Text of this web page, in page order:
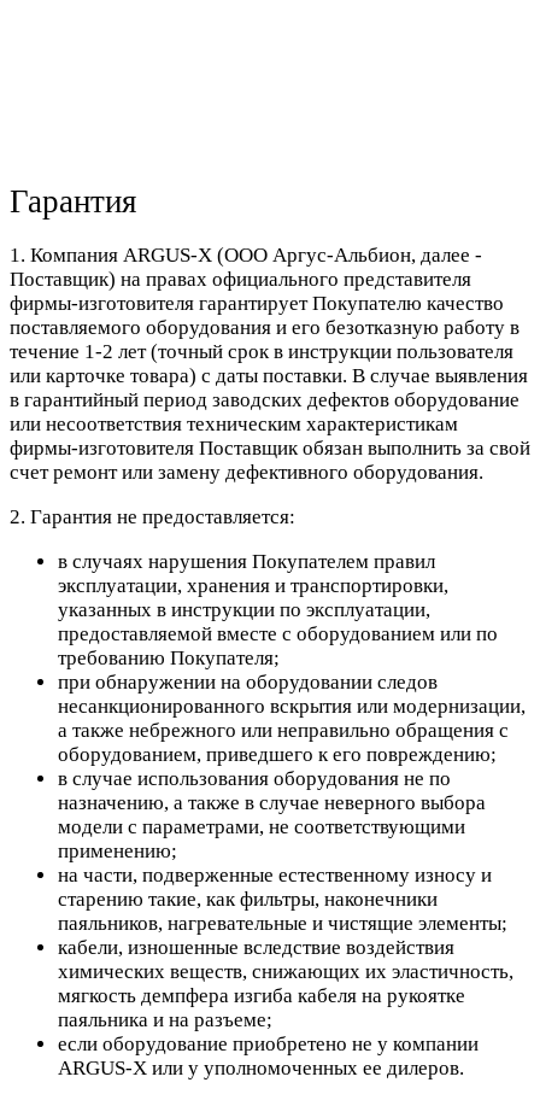
Гарантия
1. Компания ARGUS-X (ООО Аргус-Альбион, далее -
Поставщик) на правах официального представителя
фирмы-изготовителя гарантирует Покупателю качество
поставляемого оборудования и его безотказную работу в
течение 1-2 лет (точный срок в инструкции пользователя
или карточке товара) с даты поставки. В случае выявления
в гарантийный период заводских дефектов оборудование
или несоответствия техническим характеристикам
фирмы-изготовителя Поставщик обязан выполнить за свой
счет ремонт или замену дефективного оборудования.
2. Гарантия не предоставляется:
в случаях нарушения Покупателем правил
эксплуатации, хранения и транспортировки,
указанных в инструкции по эксплуатации,
предоставляемой вместе с оборудованием или по
требованию Покупателя;
при обнаружении на оборудовании следов
несанкционированного вскрытия или модернизации,
а также небрежного или неправильно обращения с
оборудованием, приведшего к его повреждению;
в случае использования оборудования не по
назначению, а также в случае неверного выбора
модели с параметрами, не соответствующими
применению;
на части, подверженные естественному износу и
старению такие, как фильтры, наконечники
паяльников, нагревательные и чистящие элементы;
кабели, изношенные вследствие воздействия
химических веществ, снижающих их эластичность,
мягкость демпфера изгиба кабеля на рукоятке
паяльника и на разъеме;
если оборудование приобретено не у компании
ARGUS-X или у уполномоченных ее дилеров.